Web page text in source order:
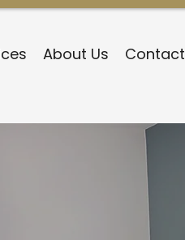
About Us Contact